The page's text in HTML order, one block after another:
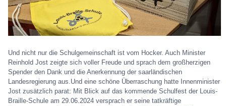
Und nicht nur die Schulgemeinschaft ist vom Hocker. Auch Minister
Reinhold Jost zeigte sich voller Freude und sprach dem großherzigen
Spender den Dank und die Anerkennung der saarländischen
Landesregierung aus.Und eine schöne Überraschung hatte Innenminister
Jost zusätzlich parat: Mit Blick auf das kommende Schulfest der Louis-
Braille-Schule am 29.06.2024 versprach er seine tatkräftige